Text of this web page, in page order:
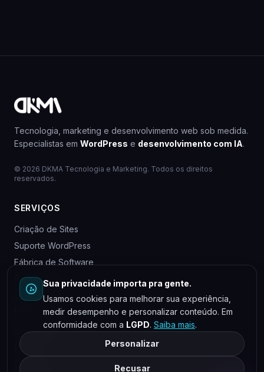
Tecnologia, marketing e desenvolvimento web sob medida.
Especialistas em WordPress e desenvolvimento com IA.
© 2026 DKMA Tecnologia e Marketing. Todos os direitos
reservados.
SERVIÇOS
Criação de Sites
Suporte WordPress
Fábrica de Software
Para Agências
EMPRESA
Quem somos
Blog
Contato
Sua privacidade importa pra gente.
Usamos cookies para melhorar sua experiência,
medir desempenho e personalizar conteúdo. Em
conformidade com a LGPD. Saiba mais.
Personalizar
Recusar